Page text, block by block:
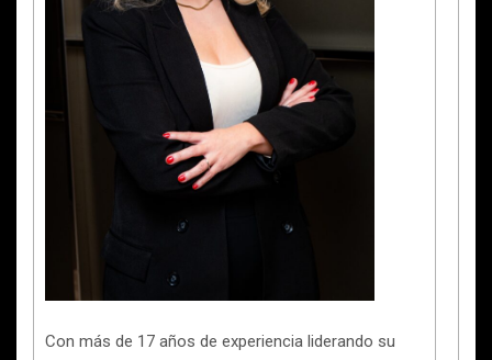
Con más de 17 años de experiencia liderando su